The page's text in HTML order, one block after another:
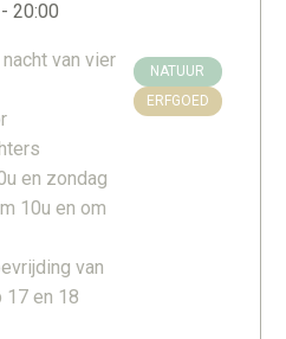
20:00
van vier
en zondag
10u en om
van
17 en 18
NATUUR
ERFGOED